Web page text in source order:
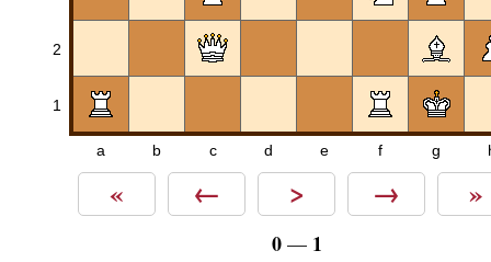
2
1
a b c d e f g
« ← > → »
0— 1